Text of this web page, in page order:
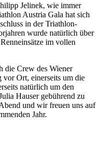
Jelinek, wie immer
Austria Gala hat sich
in der Triathlon-
wurde natürlich über
im vollen
die Crew des Wiener
vor Ort, einerseits um die
natürlich um den
Hauser gebührend zu
und wir freuen uns auf
Jahr.